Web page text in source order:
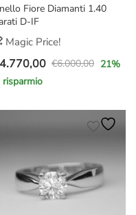
Fiore Diamanti 1.40
D-IF
Magic Price!
€6.000,00
4.770,00 21%
risparmio